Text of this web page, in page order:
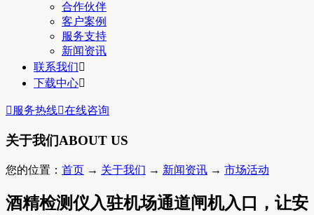
合作伙伴
客户案例
服务支持
新闻资讯
联系我们
下载中心
 服务热线在线咨询
关于我们ABOUT US
您的位置： 首页 → 关于我们 → 新闻资讯 → 市场活动
酒精检测仪入驻机场通道闸机入口，让安